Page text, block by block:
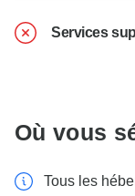
Services
Où vous
Tous les